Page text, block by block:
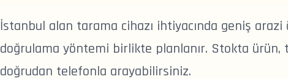
İstanbul alan tarama cihazı ihtiyacında geniş
doğrulama yöntemi birlikte planlanır. Stokta
doğrudan telefonla arayabilirsiniz.